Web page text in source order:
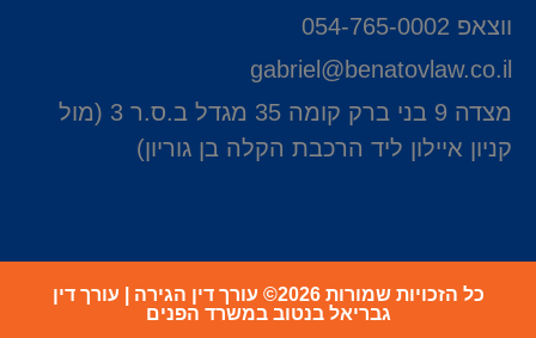
ווצאפ 054-765-0002
gabriel@benatovlaw.co.il
מצדה 9 בני ברק קומה 35 מגדל ב.ס.ר 3 (מול
קניון איילון ליד הרכבת הקלה בן גוריון)
כל הזכויות שמורות 2026© עורך דין הגירה | עורך דין
גבריאל בנטוב במשרד הפנים